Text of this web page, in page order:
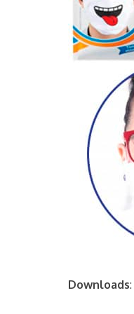
Downloads: